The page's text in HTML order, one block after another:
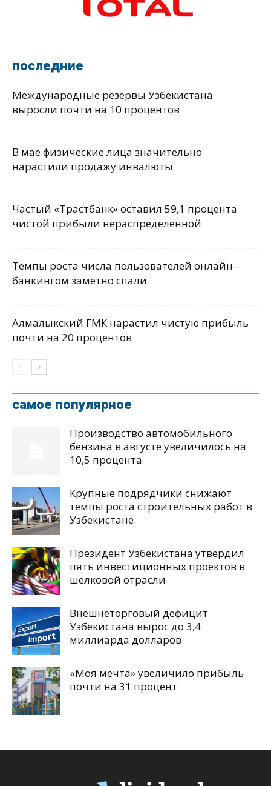
последние
Международные резервы Узбекистана
выросли почти на 10 процентов
В мае физические лица значительно
нарастили продажу инвалюты
Частый «Трастбанк» оставил 59,1 процента
чистой прибыли нераспределенной
Темпы роста числа пользователей онлайн-
банкингом заметно спали
Алмалыкский ГМК нарастил чистую прибыль
почти на 20 процентов
самое популярное
Производство автомобильного
бензина в августе увеличилось на
10,5 процента
Крупные подрядчики снижают
темпы роста строительных работ в
Узбекистане
Президент Узбекистана утвердил
пять инвестиционных проектов в
шелковой отрасли
Внешнеторговый дефицит
Узбекистана вырос до 3,4
миллиарда долларов
«Моя мечта» увеличило прибыль
почти на 31 процент